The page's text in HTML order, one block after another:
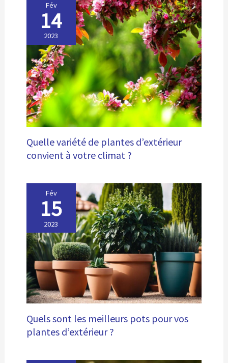
Fév
14
2023
Quelle variété de plantes d’extérieur
convient à votre climat ?
Fév
15
2023
Quels sont les meilleurs pots pour vos
plantes d’extérieur ?